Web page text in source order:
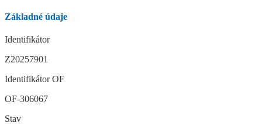
Základné údaje
Identifikátor
Z20257901
Identifikátor OF
OF-306067
Stav